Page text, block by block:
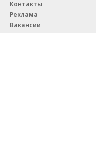
Контакты
Реклама
Вакансии